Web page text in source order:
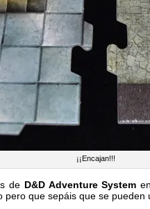
¡¡Encajan!!!
de D&D Adventure System
pero que sepáis que se pueden